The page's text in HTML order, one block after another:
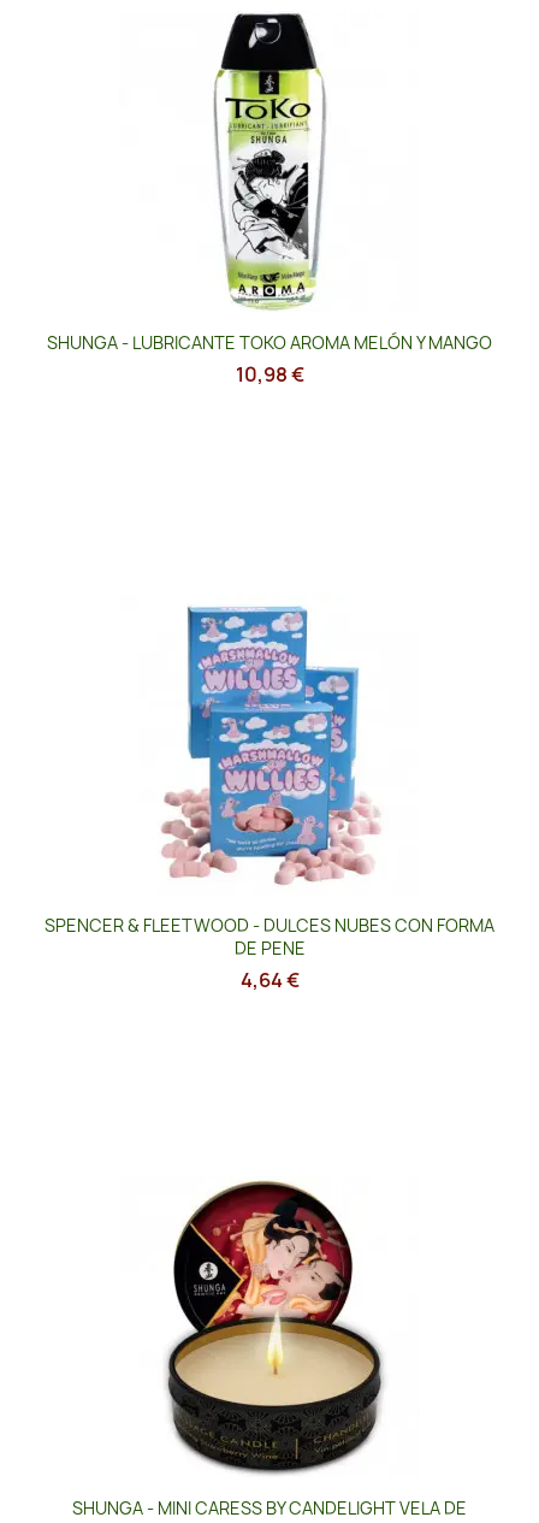
SHUNGA - LUBRICANTE TOKO AROMA MELÓN Y MANGO
10,98 €
SPENCER & FLEETWOOD - DULCES NUBES CON FORMA
DE PENE
4,64 €
SHUNGA - MINI CARESS BY CANDELIGHT VELA DE